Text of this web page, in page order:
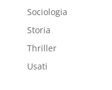
Sociologia
Storia
Thriller
Usati